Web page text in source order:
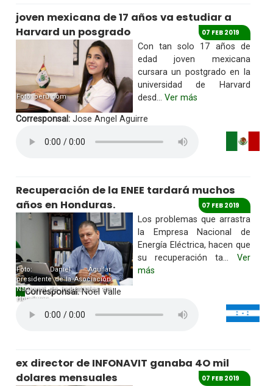
joven mexicana de 17 años va estudiar a
Harvard un posgrado
07 FEB 2019
Foto: peru com
Con tan solo 17 años de
edad joven mexicana
cursara un postgrado en la
universidad de Harvard
desd... Ver más
Corresponsal:Jose Angel Aguirre
Recuperación de la ENEE tardará muchos
años en Honduras.
07 FEB 2019
Foto: Daniel Aguilar
presidente de la Asociación
Nacional de Industriales en
Honduras.
Los problemas que arrastra
la Empresa Nacional de
Energía Eléctrica, hacen que
su recuperación ta... Ver
más
Corresponsal:Noel Valle
ex director de INFONAVIT ganaba 4O mil
dolares mensuales
07 FEB 2019